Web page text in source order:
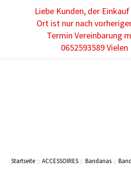
Startseite ACCESSOIRES Bandanas
Liebe Kunden, der
Ort ist nur nach
Termin Vereinbarung
0652593589 Vielen